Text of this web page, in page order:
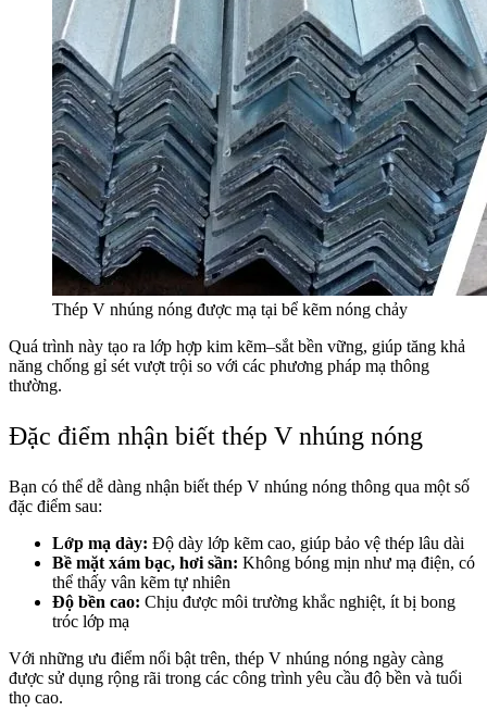
Thép V nhúng nóng được mạ tại bể kẽm nóng chảy
Quá trình này tạo ra lớp hợp kim kẽm–sắt bền vững, giúp tăng khả
năng chống gỉ sét vượt trội so với các phương pháp mạ thông
thường.
Đặc điểm nhận biết thép V nhúng nóng
Bạn có thể dễ dàng nhận biết thép V nhúng nóng thông qua một số
đặc điểm sau:
Lớp mạ dày: Độ dày lớp kẽm cao, giúp bảo vệ thép lâu dài
Bề mặt xám bạc, hơi sần: Không bóng mịn như mạ điện, có
thể thấy vân kẽm tự nhiên
Độ bền cao: Chịu được môi trường khắc nghiệt, ít bị bong
tróc lớp mạ
Với những ưu điểm nổi bật trên, thép V nhúng nóng ngày càng
được sử dụng rộng rãi trong các công trình yêu cầu độ bền và tuổi
thọ cao.